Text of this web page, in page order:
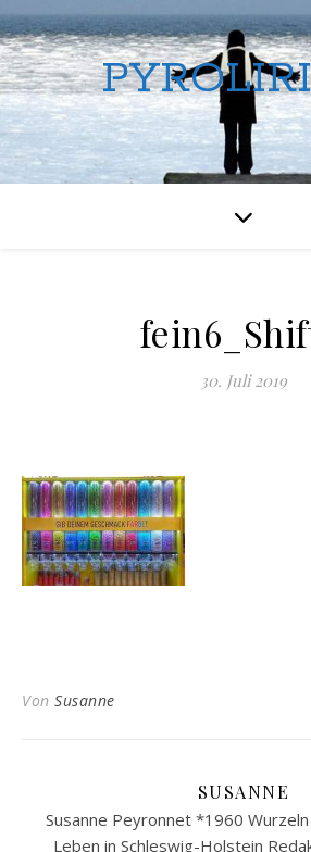
30. Juli 2019
Von Susanne
SUSANNE
Susanne Peyronnet *1960
Leben in Schleswig-Holstein